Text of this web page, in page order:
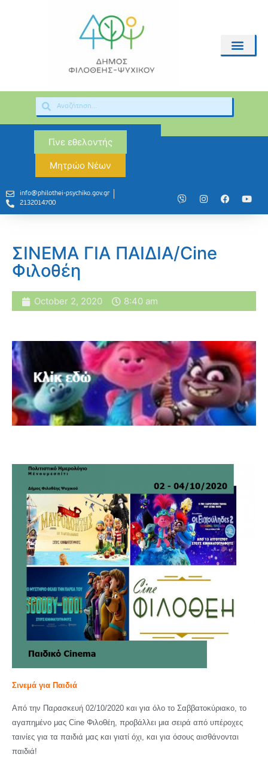
Γίνε εθελοντής
Μητρώο Νέων
info@philothei-psychiko.gov.gr
2132014700
ΣΙΝΕΜΑ ΓΙΑ ΠΑΙΔΙΑ/Cine
Φιλοθέη
October 2, 2020 8:40 am
Σινεμά για Παιδιά
Από την Παρασκευή 02/10/2020 και για όλο το Σαββατοκύριακο, το
αγαπημένο μας Cine Φιλοθέη, προβάλλει μια σειρά από υπέροχες
ταινίες για τα παιδιά μας και γιατί όχι, και για όσους αισθάνονται
παιδιά!